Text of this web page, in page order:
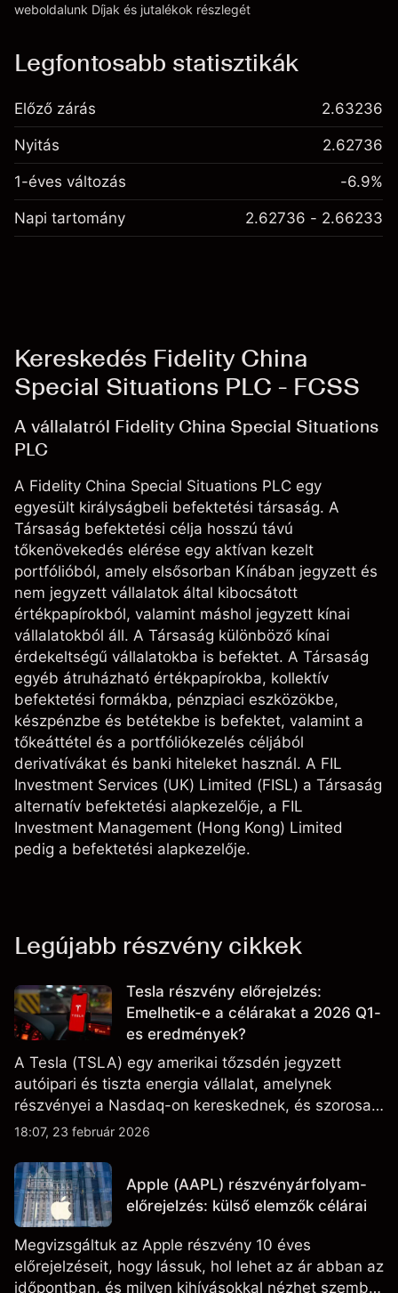
Díjak és jutalékokrészlegét
weboldalunk Díjak és jutalékok részlegét
Legfontosabb statisztikák
Előző zárás 2.63236
Nyitás 2.62736
1-éves változás -6.9%
Napi tartomány 2.62736 - 2.66233
Kereskedés Fidelity China
Special Situations PLC - FCSS
A vállalatról Fidelity China Special Situations
PLC
A Fidelity China Special Situations PLC egy
egyesült királyságbeli befektetési társaság. A
Társaság befektetési célja hosszú távú
tőkenövekedés elérése egy aktívan kezelt
portfólióból, amely elsősorban Kínában jegyzett és
nem jegyzett vállalatok által kibocsátott
értékpapírokból, valamint máshol jegyzett kínai
vállalatokból áll. A Társaság különböző kínai
érdekeltségű vállalatokba is befektet. A Társaság
egyéb átruházható értékpapírokba, kollektív
befektetési formákba, pénzpiaci eszközökbe,
készpénzbe és betétekbe is befektet, valamint a
tőkeáttétel és a portfóliókezelés céljából
derivatívákat és banki hiteleket használ. A FIL
Investment Services (UK) Limited (FISL) a Társaság
alternatív befektetési alapkezelője, a FIL
Investment Management (Hong Kong) Limited
pedig a befektetési alapkezelője.
Legújabb részvény cikkek
Tesla részvény előrejelzés:
Emelhetik-e a célárakat a 2026 Q1-
es eredmények?
A Tesla (TSLA) egy amerikai tőzsdén jegyzett
autóipari és tiszta energia vállalat, amelynek
részvényei a Nasdaq-on kereskednek, és szorosan
figyelik az eredményteljesítményt, a szállítási
fejleményeket.
18:07, 23 február 2026
Apple (AAPL) részvényárfolyam-
előrejelzés: külső elemzők célárai
Megvizsgáltuk az Apple részvény 10 éves
előrejelzéseit, hogy lássuk, hol lehet az ár abban az
időpontban, és milyen kihívásokkal nézhet szembe